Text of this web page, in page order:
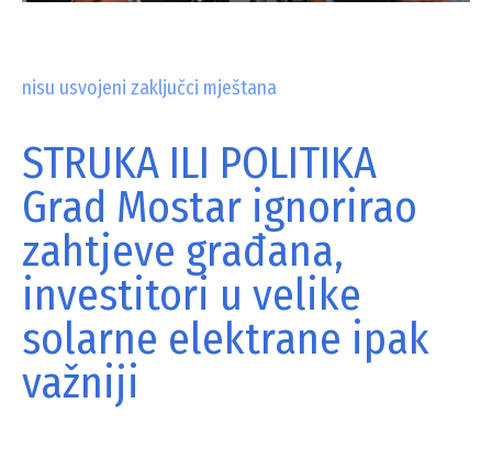
nisu usvojeni zaključci mještana
STRUKA ILI POLITIKA
Grad Mostar ignorirao
zahtjeve građana,
investitori u velike
solarne elektrane ipak
važniji